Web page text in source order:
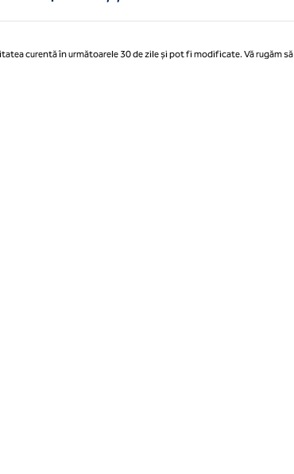
curentă în următoarele 30 de zile și pot fi modificate. Vă rugăm